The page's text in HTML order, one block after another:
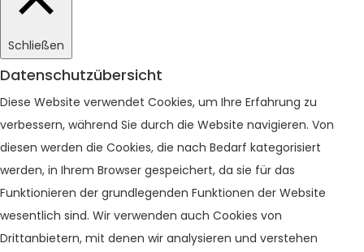
Schließen
Datenschutzübersicht
Diese Website verwendet Cookies, um Ihre Erfahrung zu
verbessern, während Sie durch die Website navigieren. Von
diesen werden die Cookies, die nach Bedarf kategorisiert
werden, in Ihrem Browser gespeichert, da sie für das
Funktionieren der grundlegenden Funktionen der Website
wesentlich sind. Wir verwenden auch Cookies von
Drittanbietern, mit denen wir analysieren und verstehen